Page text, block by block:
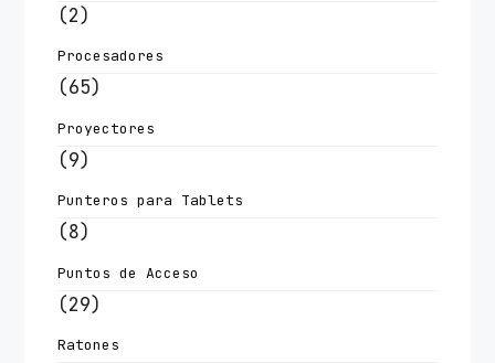
(2)
Procesadores
(65)
Proyectores
(9)
Punteros para Tablets
(8)
Puntos de Acceso
(29)
Ratones